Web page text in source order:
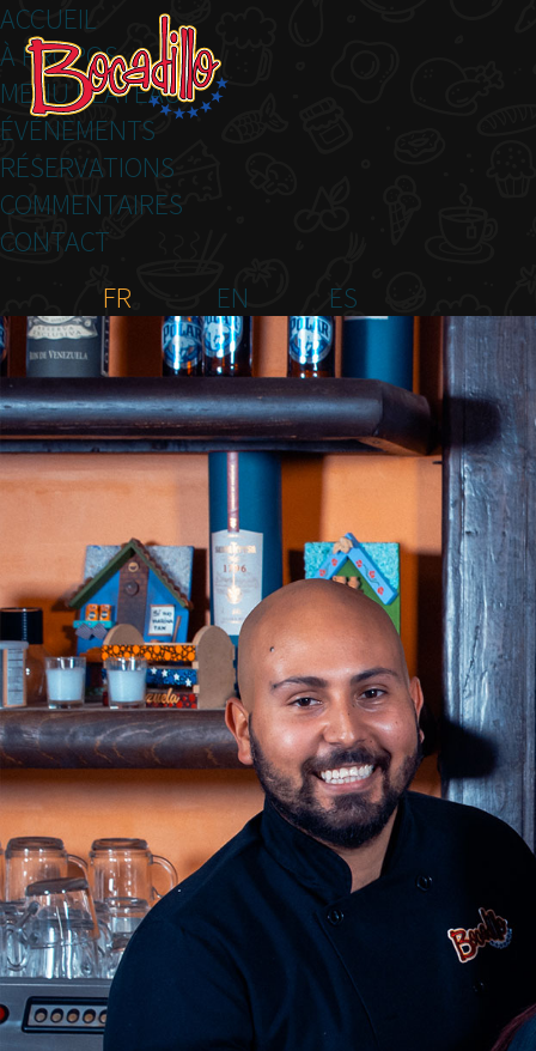
ACCUEIL
À PROPOS
MENU PLATEAU
ÉVÉNEMENTS
RÉSERVATIONS
COMMENTAIRES
CONTACT
FR
EN ES